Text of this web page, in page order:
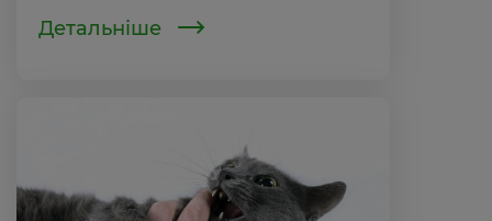
Детальніше